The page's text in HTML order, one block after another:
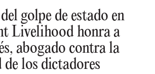
golpe de estado en
Livelihood honra a
abogado contra la
los dictadores